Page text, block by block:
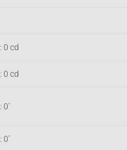
: 0 cd
: 0 cd
: 0′
: 0′